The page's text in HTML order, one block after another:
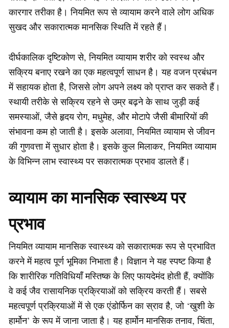
कारगार तरीका है। नियमित रूप से व्यायाम करने वाले लोग अधिक
सुखद और सकारात्मक मानसिक स्थिति में रहते हैं।
दीर्घकालिक दृष्टिकोण से, नियमित व्यायाम शरीर को स्वस्थ और
सक्रिय बनाए रखने का एक महत्वपूर्ण साधन है। यह वजन प्रबंधन
में सहायक होता है, जिससे लोग अपने लक्ष्य को प्राप्त कर सकते हैं।
स्थायी तरीके से सक्रिय रहने से उम्र बढ़ने के साथ जुड़ी कई
समस्याओं, जैसे हृदय रोग, मधुमेह, और मोटापे जैसी बीमारियों की
संभावना कम हो जाती है। इसके अलावा, नियमित व्यायाम से जीवन
की गुणवत्ता में सुधार होता है। इसके कुल मिलाकर, नियमित व्यायाम
के विभिन्न लाभ स्वास्थ्य पर सकारात्मक प्रभाव डालते हैं।
व्यायाम का मानसिक स्वास्थ्य पर
प्रभाव
नियमित व्यायाम मानसिक स्वास्थ्य को सकारात्मक रूप से प्रभावित
करने में महत्व पूर्ण भूमिका निभाता है। विज्ञान ने यह स्पष्ट किया है
कि शारीरिक गतिविधियाँ मस्तिष्क के लिए फायदेमंद होती हैं, क्योंकि
वे कई जैव रासायनिक प्रक्रियाओं को सक्रिय करती हैं। सबसे
महत्वपूर्ण प्रक्रियाओं में से एक एंडोर्फिन का स्राव है, जो ‘खुशी के
हार्मोन’ के रूप में जाना जाता है। यह हार्मोन मानसिक तनाव, चिंता,